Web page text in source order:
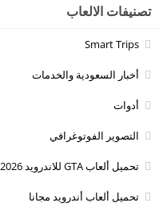
تصنيفات الالعاب
Smart Trips
أخبار السعودية والخدمات
أدوات
التصوير الفوتوغرافي
تحميل ألعاب GTA للاندرويد 2026
تحميل ألعاب أندرويد مجانا